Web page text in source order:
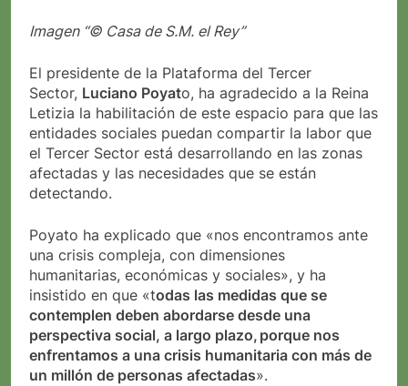
Imagen “© Casa de S.M. el Rey”
El presidente de la Plataforma del Tercer
Sector, Luciano Poyato, ha agradecido a la Reina
Letizia la habilitación de este espacio para que las
entidades sociales puedan compartir la labor que
el Tercer Sector está desarrollando en las zonas
afectadas y las necesidades que se están
detectando.
Poyato ha explicado que «nos encontramos ante
una crisis compleja, con dimensiones
humanitarias, económicas y sociales», y ha
insistido en que «todas las medidas que se
contemplen deben abordarse desde una
perspectiva social, a largo plazo, porque nos
enfrentamos a una crisis humanitaria con más de
un millón de personas afectadas».